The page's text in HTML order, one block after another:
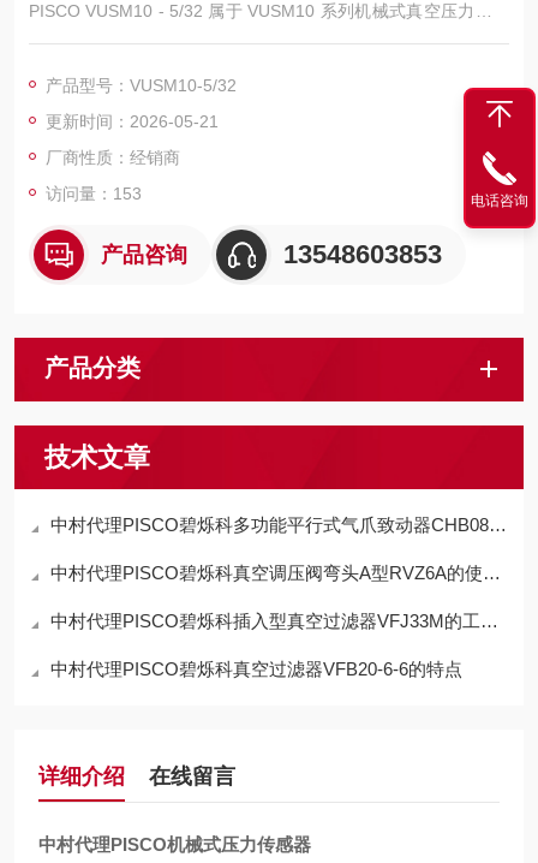
PISCO VUSM10 - 5/32 属于 VUSM10 系列机械式真空压力传感
器，型号中 “5/32" 代表适配 5/32 英寸规格的管路，整体主打高
产品型号：VUSM10-5/32
更新时间：2026-05-21
厂商性质：经销商
访问量：153
产品咨询 13548603853
产品分类
技术文章
中村代理PISCO碧烁科多功能平行式气爪致动器CHB08-D特点
中村代理PISCO碧烁科真空调压阀弯头A型RVZ6A的使用方法
中村代理PISCO碧烁科插入型真空过滤器VFJ33M的工作原理
中村代理PISCO碧烁科真空过滤器VFB20-6-6的特点
详细介绍 在线留言
中村代理PISCO机械式压力传感器
电话咨询